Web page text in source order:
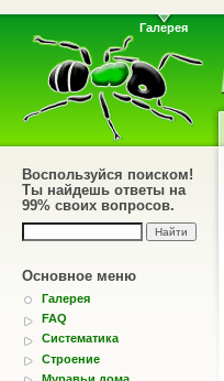
Галерея
Воспользуйся поиском!
Ты найдешь ответы на
99% своих вопросов.
Основное меню
Галерея
FAQ
Систематика
Строение